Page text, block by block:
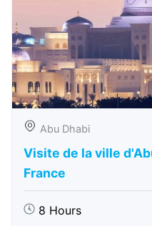
Abu Dhabi
Visite de la ville
France
8 Hours